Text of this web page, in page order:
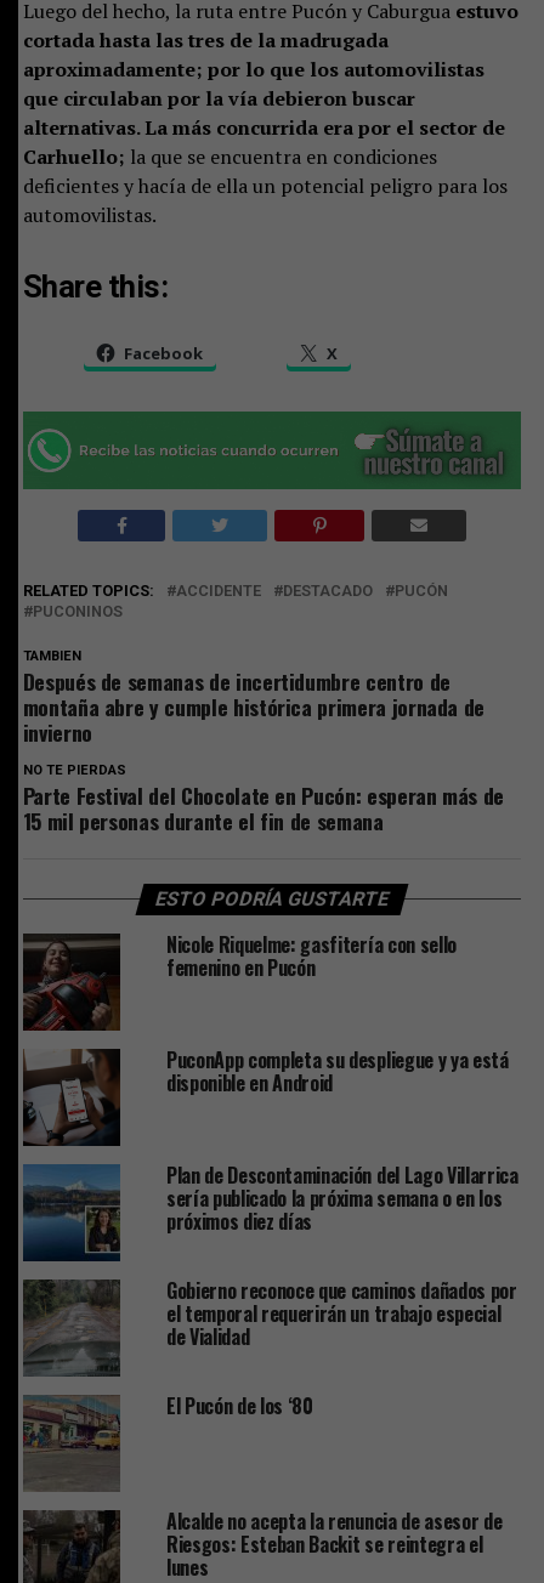
Luego del hecho, la ruta entre Pucón y Caburgua estuvo
cortada hasta las tres de la madrugada
aproximadamente; por lo que los automovilistas
que circulaban por la vía debieron buscar
alternativas. La más concurrida era por el sector de
Carhuello; la que se encuentra en condiciones
deficientes y hacía de ella un potencial peligro para los
automovilistas.
Share this:
Facebook X
RELATED TOPICS: ACCIDENTE DESTACADO
PUCÓN
PUCONINOS
TAMBIEN
Después de semanas de incertidumbre centro de
montaña abre y cumple histórica primera jornada de
invierno
NO TE PIERDAS
Parte Festival del Chocolate en Pucón: esperan más de
15 mil personas durante el fin de semana
ESTO PODRÍA GUSTARTE
Nicole Riquelme: gasfitería con sello
femenino en Pucón
PuconApp completa su despliegue y ya está
disponible en Android
Plan de Descontaminación del Lago Villarrica
sería publicado la próxima semana o en los
próximos diez días
Gobierno reconoce que caminos dañados por
el temporal requerirán un trabajo especial
de Vialidad
El Pucón de los ‘80
Alcalde no acepta la renuncia de asesor de
Riesgos: Esteban Backit se reintegra el
lunes